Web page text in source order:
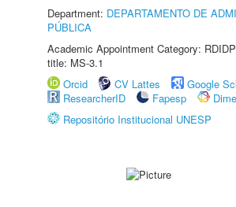
Department: DEPARTAMENTO DE
PÚBLICA
Academic Appointment Category:
title: MS-3.1
Orcid
CV Lattes
Google
ResearcherID
Fapesp
Repositório Institucional UNESP